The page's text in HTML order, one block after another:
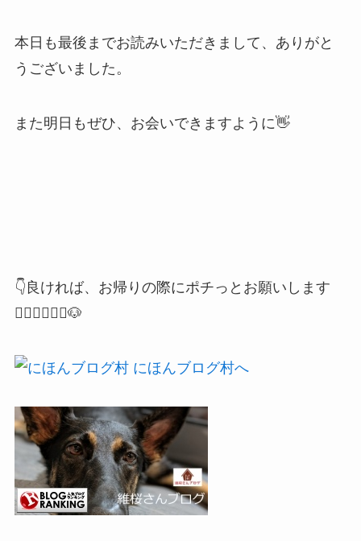
本日も最後までお読みいただきまして、ありがと
うございました。
また明日もぜひ、お会いできますように👋
👇良ければ、お帰りの際にポチっとお願いします
🙇🏻‍♂️🙇🏻‍♀️🐶